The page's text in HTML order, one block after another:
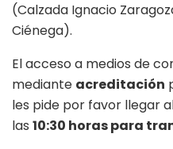
(Calzada Ignacio
Ciénega).
El acceso a medios de
mediante acreditación
les pide por favor llegar
las 10:30 horas para